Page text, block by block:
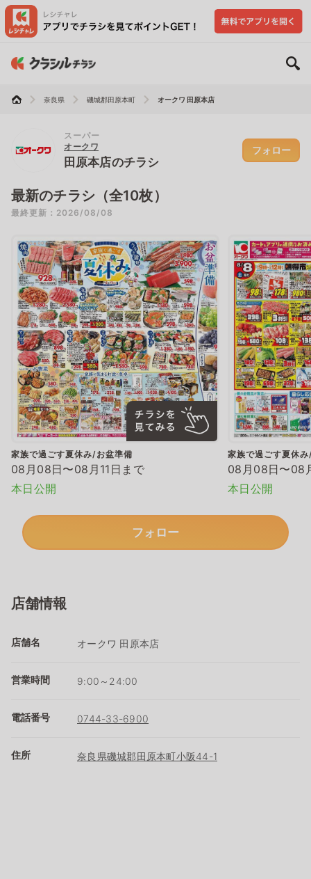
奈良県 磯城郡田原本町 オークワ 田原本店
スーパー
オークワ
田原本店のチラシ
フォロー
最新のチラシ（全10枚）
最終更新：2026/08/08
家族で過ごす夏休み/お盆準備
08月08日〜08月11日まで
本日公開
家族で過ごす夏休
08月08日〜08
本日公開
フォロー
店舗情報
店舗名 オークワ 田原本店
営業時間 9:00～24:00
電話番号 0744-33-6900
住所 奈良県磯城郡田原本町小阪44-1